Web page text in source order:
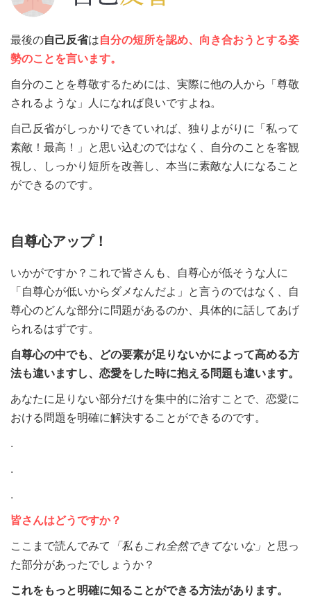
最後の自己反省は自分の短所を認め、向き合おうとする姿
勢のことを言います。
自分のことを尊敬するためには、実際に他の人から「尊敬
されるような」人になれば良いですよね。
自己反省がしっかりできていれば、独りよがりに「私って
素敵！最高！」と思い込むのではなく、自分のことを客観
視し、しっかり短所を改善し、本当に素敵な人になること
ができるのです。
自尊心アップ！
いかがですか？これで皆さんも、自尊心が低そうな人に
「自尊心が低いからダメなんだよ」と言うのではなく、自
尊心のどんな部分に問題があるのか、具体的に話してあげ
られるはずです。
自尊心の中でも、どの要素が足りないかによって高める方
法も違いますし、恋愛をした時に抱える問題も違います。
あなたに足りない部分だけを集中的に治すことで、恋愛に
おける問題を明確に解決することができるのです。
.
.
.
皆さんはどうですか？
ここまで読んでみて 「私もこれ全然できてないな」 と思っ
た部分があったでしょうか？
これをもっと明確に知ることができる方法があります。